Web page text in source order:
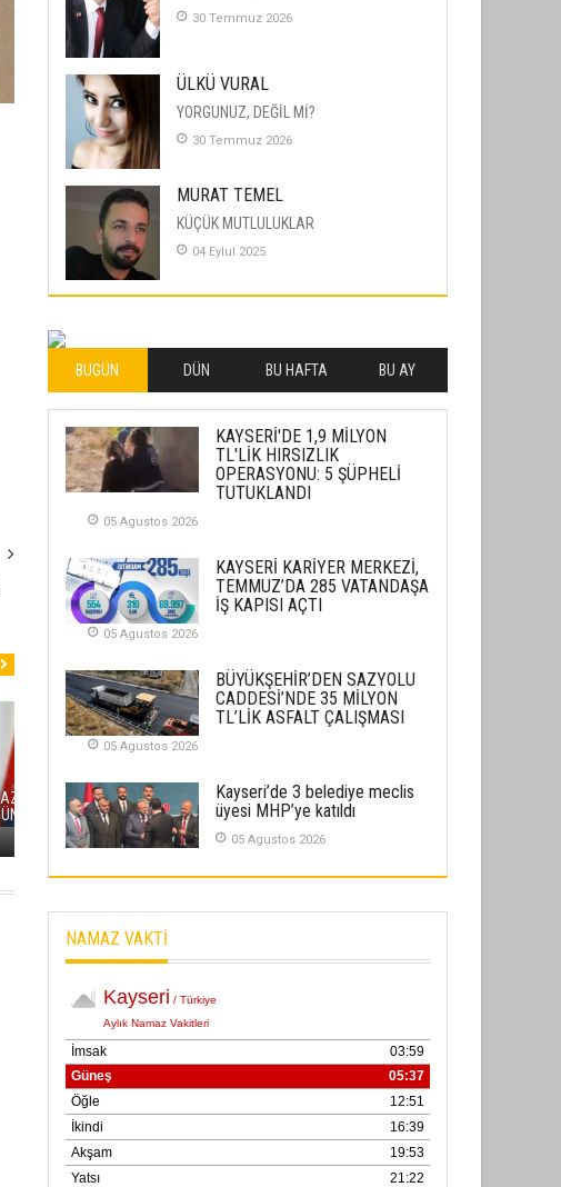
30 Temmuz 2026
ÜLKÜ VURAL
YORGUNUZ, DEĞİL Mİ?
30 Temmuz 2026
MURAT TEMEL
KÜÇÜK MUTLULUKLAR
04 Eylul 2025
26 Subat 2026
METİN ERTEM
YENİ HİCRİ YIL VE ÜLKEMİZDE
YAŞANANLAR!
21 Haziran 2026
KENDİNE UYANMAK
30 Temmuz 2026
İlgi Alanlarımız ve Biz
02 Ekim 2025
Kayserispor, Rizespor’la Nihayet 3
puana Ulaştı
01 Mayis 2026
BUGÜN DÜN BU HAFTA BU AY
KAYSERİ'DE 1,9 MİLYON
TL'LİK HIRSIZLIK
OPERASYONU: 5 ŞÜPHELİ
TUTUKLANDI
05 Agustos 2026
KAYSERİ KARİYER MERKEZİ,
TEMMUZ’DA 285 VATANDAŞA
İŞ KAPISI AÇTI
05 Agustos 2026
BÜYÜKŞEHİR’DEN SAZYOLU
CADDESİ’NDE 35 MİLYON
TL’LİK ASFALT ÇALIŞMASI
05 Agustos 2026
Kayseri’de 3 belediye meclis
üyesi MHP’ye katıldı
05 Agustos 2026
NAMAZ VAKTİ